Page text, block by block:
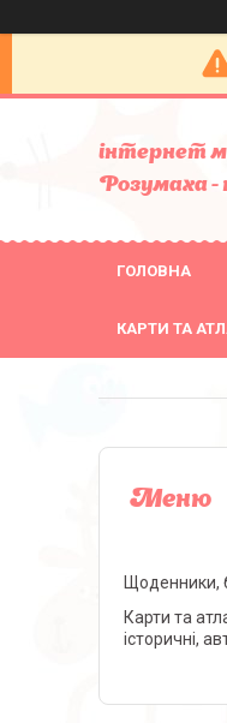
інтернет
Розумаха -
ГОЛОВНА
КАРТИ ТА
Щоденники,
Карти та
історичні,